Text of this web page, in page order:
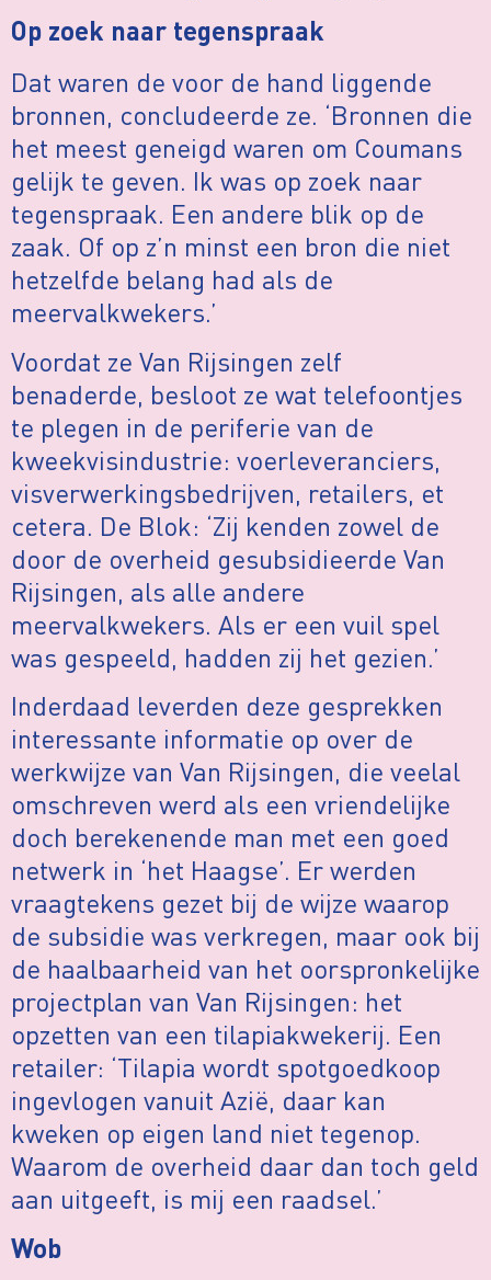
Op zoek naar tegenspraak
Dat waren de voor de hand liggende
bronnen, concludeerde ze. ‘Bronnen die
het meest geneigd waren om Coumans
gelijk te geven. Ik was op zoek naar
tegenspraak. Een andere blik op de
zaak. Of op z’n minst een bron die niet
hetzelfde belang had als de
meervalkwekers.’
Voordat ze Van Rijsingen zelf
benaderde, besloot ze wat telefoontjes
te plegen in de periferie van de
kweekvisindustrie: voerleveranciers,
visverwerkingsbedrijven, retailers, et
cetera. De Blok: ‘Zij kenden zowel de
door de overheid gesubsidieerde Van
Rijsingen, als alle andere
meervalkwekers. Als er een vuil spel
was gespeeld, hadden zij het gezien.’
Inderdaad leverden deze gesprekken
interessante informatie op over de
werkwijze van Van Rijsingen, die veelal
omschreven werd als een vriendelijke
doch berekenende man met een goed
netwerk in ‘het Haagse’. Er werden
vraagtekens gezet bij de wijze waarop
de subsidie was verkregen, maar ook bij
de haalbaarheid van het oorspronkelijke
projectplan van Van Rijsingen: het
opzetten van een tilapiakwekerij. Een
retailer: ‘Tilapia wordt spotgoedkoop
ingevlogen vanuit Azië, daar kan
kweken op eigen land niet tegenop.
Waarom de overheid daar dan toch geld
aan uitgeeft, is mij een raadsel.’
Wob